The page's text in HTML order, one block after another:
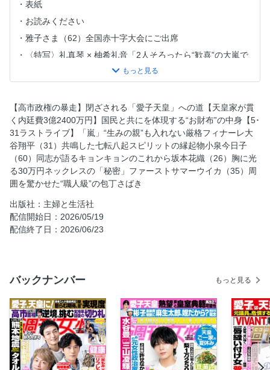
表紙
お読みください
雅子さま（62）全国赤十字大会にご出席
〈特写〉礼真琴 × 柚希礼音「2人そろったら“歓喜”の大嵐で
す」／舞台「BOOP! The Musical ブープ！ ザ ミュージカ
ル」
【高市政権の暴走】閉ざされる「愛子天皇」への道
【天皇家が貫く内廷費3億2400万円】国民と共にを体現す
る“お財布”の中身
【5･31ラストライブ】「嵐」“生みの親”も入れない厳格フィ
ナーレ
大谷翔平（31）共鳴した七転八起スピリットの縁起物／小泉
今日子（60）同志が語るキョンキョンのこれから
坂本花織（26）胸に光る30万円ネックレスの「秘密」
ファーストサマーウイカ（35）周囲を驚かせた“職人級”の包
錦織圭（36）恩師が明かした引退決断のワケ
風間俊介 風の吹くまま、旅がたり
〈インタビュー〉日高屋創業者 神田正さん（85）「会社の
最終目標は金儲けではありません！」
【東京YMCA20代受講生にわいせつ行為】元講師（40）がか
ぶっていた“まじめ”“気さく”の仮面
【高市政権の暴走】閉ざされる「愛子天皇」への道【天皇家が貫
く内廷費3億2400万円】国民と共にを体現する“お財布”の中身【5･
31ラストライブ】「嵐」“生みの親”も入れない厳格フィナーレ大
谷翔平（31）共鳴した七転八起スピリットの縁起物小泉今日子
（60）同志が語るキョンキョンのこれから坂本花織（26）胸に光
る30万円ネックレスの「秘密」ファーストサマーウイカ（35）周
囲を驚かせた“職人級”の包丁さばき
出版社：主婦と生活社
配信開始日：2026/05/19
配信終了日：2026/06/23
バックナンバー もっと見る